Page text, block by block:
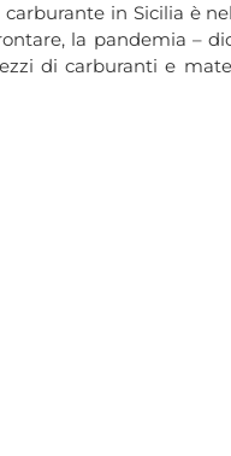
in Sicilia è
la pandemia –
di carburanti e